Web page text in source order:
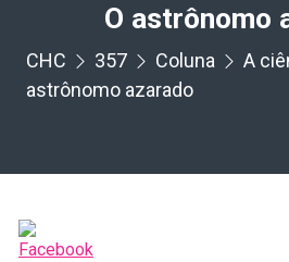
O astrônomo
CHC 357 Coluna A
astrônomo azarado